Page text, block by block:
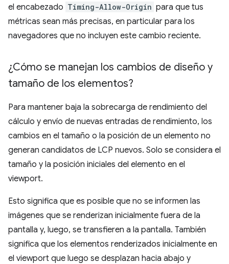
el encabezado Timing-Allow-Origin para que tus
métricas sean más precisas, en particular para los
navegadores que no incluyen este cambio reciente.
¿Cómo se manejan los cambios de diseño y
tamaño de los elementos?
Para mantener baja la sobrecarga de rendimiento del
cálculo y envío de nuevas entradas de rendimiento, los
cambios en el tamaño o la posición de un elemento no
generan candidatos de LCP nuevos. Solo se considera el
tamaño y la posición iniciales del elemento en el
viewport.
Esto significa que es posible que no se informen las
imágenes que se renderizan inicialmente fuera de la
pantalla y, luego, se transfieren a la pantalla. También
significa que los elementos renderizados inicialmente en
el viewport que luego se desplazan hacia abajo y